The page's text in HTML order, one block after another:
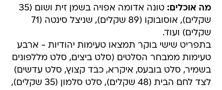
מה אוכלים:
טונה אדומה אפויה בשמן זית ושום (35
שקלים), אוסובוקו (89 שקלים), שניצל סינטה (71
שקלים) ועוד.
בתפריט שישי בוקר תמצאו טעימות יהודיות - ארבע
טעימות ממבחר הסלטים (סלט ביצים, סלט מללפונים
בשמיר, סלט בובעס, איקרא, כבד קצוץ, סלט עדשים)
לצד לחם הבית (48 שקלים), סלט סלמון (35 שקלים),